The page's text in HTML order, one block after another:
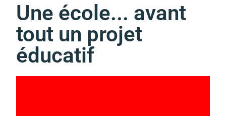
Une école... avant
tout un projet
éducatif